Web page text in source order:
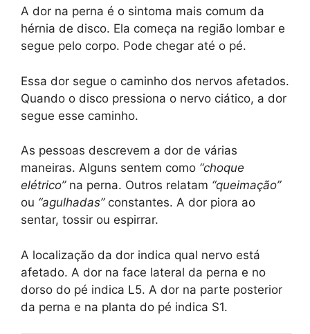
A dor na perna é o sintoma mais comum da
hérnia de disco. Ela começa na região lombar e
segue pelo corpo. Pode chegar até o pé.
Essa dor segue o caminho dos nervos afetados.
Quando o disco pressiona o nervo ciático, a dor
segue esse caminho.
As pessoas descrevem a dor de várias
maneiras. Alguns sentem como “choque
elétrico”na perna. Outros relatam “queimação”
ou “agulhadas”constantes. A dor piora ao
sentar, tossir ou espirrar.
A localização da dor indica qual nervo está
afetado. A dor na face lateral da perna e no
dorso do pé indica L5. A dor na parte posterior
da perna e na planta do pé indica S1.